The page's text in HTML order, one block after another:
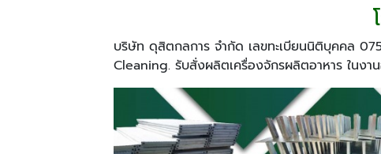
บริษัท ดุสิตกลการ จำกัด เลขทะเบียนนิติบุคคล
Cleaning. รับสั่งผลิตเครื่องจักรผลิตอาหาร ในง